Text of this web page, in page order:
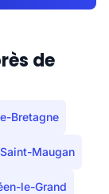
de
Bretagne
Maugan
le-Grand